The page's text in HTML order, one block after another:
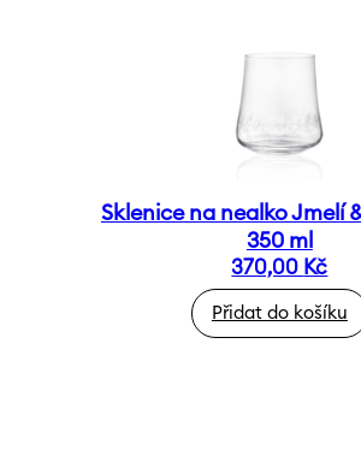
Sklenice na nealko Jmelí
350 ml
370,00 Kč
Přidat do košíku